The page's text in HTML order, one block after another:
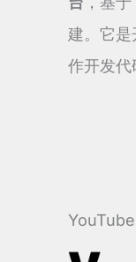
建。它是
作开发代